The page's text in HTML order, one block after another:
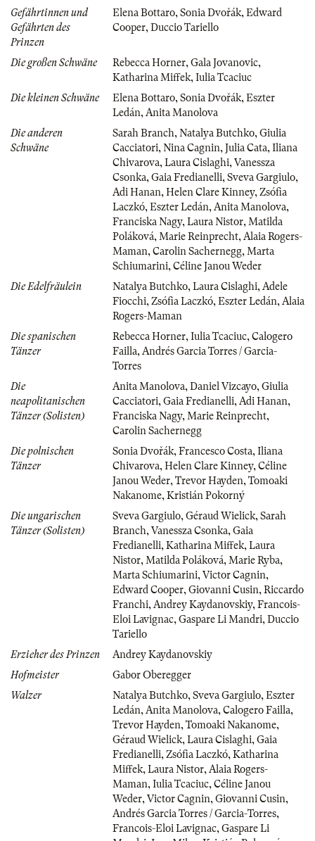
Gefährtinnen und
Gefährten des
Prinzen
Elena Bottaro, Sonia Dvořák, Edward
Cooper, Duccio Tariello
Die großen Schwäne Rebecca Horner, Gala Jovanovic,
Katharina Miffek, Iulia Tcaciuc
Die kleinen Schwäne
Elena Bottaro, Sonia Dvořák, Eszter
Ledán, Anita Manolova
Die anderen
Schwäne
Sarah Branch, Natalya Butchko, Giulia
Cacciatori, Nina Cagnin, Julia Cata, Iliana
Chivarova, Laura Cislaghi, Vanessza
Csonka, Gaia Fredianelli, Sveva Gargiulo,
Adi Hanan, Helen Clare Kinney, Zsófia
Laczkó, Eszter Ledán, Anita Manolova,
Franciska Nagy, Laura Nistor, Matilda
Poláková, Marie Reinprecht, Alaia Rogers-
Maman, Carolin Sachernegg, Marta
Schiumarini, Céline Janou Weder
Die Edelfräulein
Natalya Butchko, Laura Cislaghi, Adele
Fiocchi, Zsófia Laczkó, Eszter Ledán, Alaia
Rogers-Maman
Die spanischen
Tänzer
Rebecca Horner, Iulia Tcaciuc, Calogero
Failla, Andrés Garcia Torres / Garcia-
Torres
Die
neapolitanischen
Tänzer (Solisten)
Anita Manolova, Daniel Vizcayo, Giulia
Cacciatori, Gaia Fredianelli, Adi Hanan,
Franciska Nagy, Marie Reinprecht,
Carolin Sachernegg
Die polnischen
Tänzer
Sonia Dvořák, Francesco Costa, Iliana
Chivarova, Helen Clare Kinney, Céline
Janou Weder, Trevor Hayden, Tomoaki
Nakanome, Kristián Pokorný
Die ungarischen
Tänzer (Solisten)
Sveva Gargiulo, Géraud Wielick, Sarah
Branch, Vanessza Csonka, Gaia
Fredianelli, Katharina Miffek, Laura
Nistor, Matilda Poláková, Marie Ryba,
Marta Schiumarini, Victor Cagnin,
Edward Cooper, Giovanni Cusin, Riccardo
Franchi, Andrey Kaydanovskiy, Francois-
Eloi Lavignac, Gaspare Li Mandri, Duccio
Tariello
Erzieher des Prinzen
Andrey Kaydanovskiy
Hofmeister
Gabor Oberegger
Walzer
Natalya Butchko, Sveva Gargiulo, Eszter
Ledán, Anita Manolova, Calogero Failla,
Trevor Hayden, Tomoaki Nakanome,
Géraud Wielick, Laura Cislaghi, Gaia
Fredianelli, Zsófia Laczkó, Katharina
Miffek, Laura Nistor, Alaia Rogers-
Maman, Iulia Tcaciuc, Céline Janou
Weder, Victor Cagnin, Giovanni Cusin,
Andrés Garcia Torres / Garcia-Torres,
Francois-Eloi Lavignac, Gaspare Li